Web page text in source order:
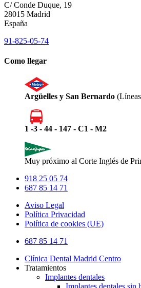
C/ Conde Duque, 19
28015 Madrid
España
91-825-05-74
Como llegar
Argüelles y San Bernardo
1 -3 - 44 - 147 - C1 - M2
Muy próximo al Corte Inglés de
918 25 05 74
687 85 14 71
Aviso Legal
Política Privacidad
Política de cookies (UE)
Close
687 85 14 71
Clínica Dental Madrid Centro
Tratamientos
Implantes dentales
Implantes dentales sin